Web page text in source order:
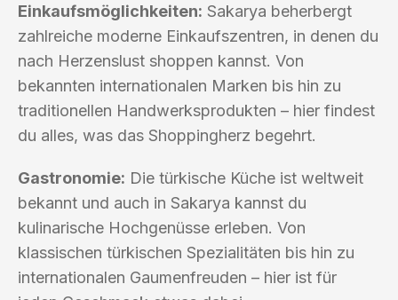
Einkaufsmöglichkeiten: Sakarya beherbergt
zahlreiche moderne Einkaufszentren, in denen du
nach Herzenslust shoppen kannst. Von
bekannten internationalen Marken bis hin zu
traditionellen Handwerksprodukten – hier findest
du alles, was das Shoppingherz begehrt.
Gastronomie: Die türkische Küche ist weltweit
bekannt und auch in Sakarya kannst du
kulinarische Hochgenüsse erleben. Von
klassischen türkischen Spezialitäten bis hin zu
internationalen Gaumenfreuden – hier ist für